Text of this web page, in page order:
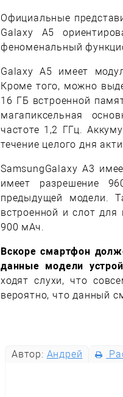
Официальные
Galaxy A5
феноменальный
Galaxy A5 имеет
Кроме того, можно
16 ГБ встроенной
магапиксельная
частоте 1,2 ГГц.
течение целого дня
SamsungGalaxy A3
имеет разрешение
предыдущей модели.
встроенной и слот для
900 мАч.
Вскоре смартфон
данные модели
ходят слухи, что
вероятно, что данный
Автор: Андрей